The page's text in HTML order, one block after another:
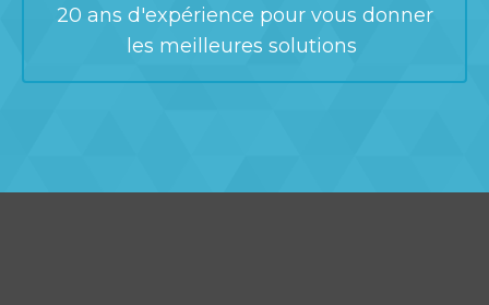
20 ans d'expérience pour vous donner
les meilleures solutions